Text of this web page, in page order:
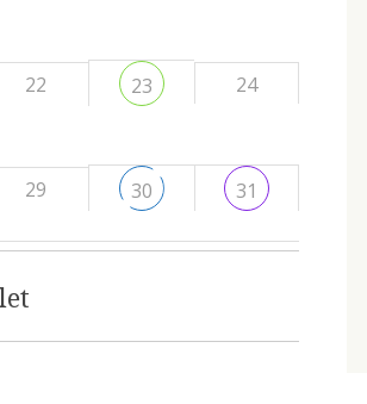
22 23 24
29 30 31